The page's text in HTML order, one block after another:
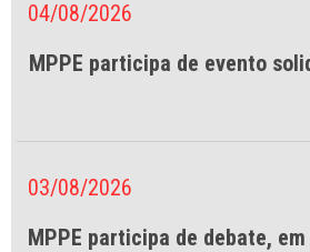
04/08/2026
MPPE participa de evento
03/08/2026
MPPE participa de debate,